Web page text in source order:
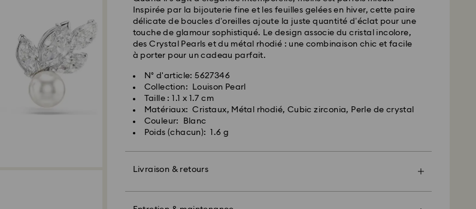
Inspirée par la bijouterie fine et les feuilles gelées en hiver, cette paire
délicate de boucles d’oreilles ajoute la juste quantité d’éclat pour une
touche de glamour sophistiqué. Le design associe du cristal incolore,
des Crystal Pearls et du métal rhodié : une combinaison chic et facile
à porter pour un cadeau parfait.
N° d'article: 5627346
Collection: Louison Pearl
Taille : 1.1 x 1.7 cm
Matériaux: Cristaux, Métal rhodié, Cubic zirconia, Perle de crystal
Couleur: Blanc
Poids (chacun): 1.6 g
Livraison & retours
Livraison express -FedEx
Les commandes passées du lundi au vendredi avant 14:30 HEC
seront traitées et envoyées le jour ouvrable même
Délai de livraison express: 1-2 jours ouvrables après traitement et
Frais de livraison express: EUR 17.50
Pour l’instant, Swarovski n’est pas en mesure d’effectuer des
livraisons vers les boîtes postales ou les adresses APO/FPO. Les
articles demeurent la propriété de Swarovski jusqu’à réception du
paiement final.
Pour les produits Crystal Myriad, sous licence et Creators Lab,